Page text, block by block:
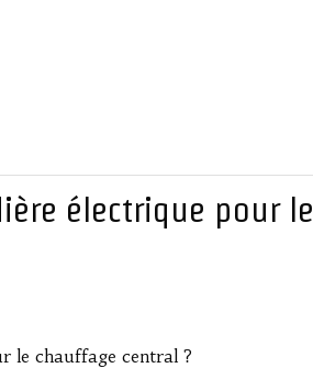
électrique pour le
le chauffage central ?